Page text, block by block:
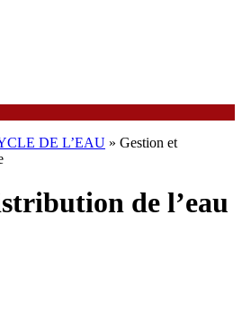
DE L’EAU » Gestion et
de l’eau